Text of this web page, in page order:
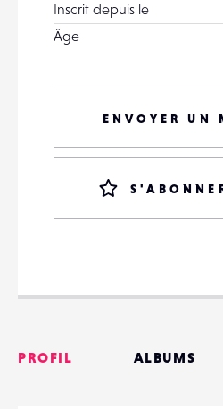
Inscrit depuis le
Âge
ENVOYER UN
PROFIL ALBUMS